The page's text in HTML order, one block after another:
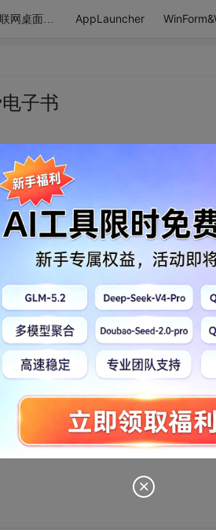
C#互联网桌面应用 AppLauncher
子书
10/28/free-ebook-programming-
转发到动态 举报